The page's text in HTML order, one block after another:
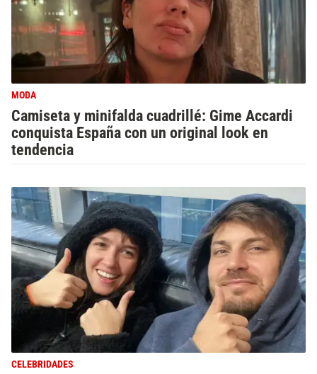
MODA
Camiseta y minifalda cuadrillé: Gime Accardi
conquista España con un original look en
tendencia
CELEBRIDADES